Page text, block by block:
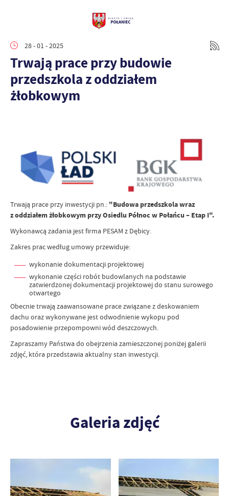
28 - 01 - 2025
Trwają prace przy budowie
przedszkola z oddziałem
żłobkowym
Trwają prace przy inwestycji pn.: "Budowa przedszkola wraz
z oddziałem żłobkowym przy Osiedlu Północ w Połańcu – Etap I".
Wykonawcą zadania jest firma PESAM z Dębicy.
Zakres prac według umowy przewiduje:
wykonanie dokumentacji projektowej
wykonanie części robót budowlanych na podstawie
zatwierdzonej dokumentacji projektowej do stanu surowego
otwartego
Obecnie trwają zaawansowane prace związane z deskowaniem
dachu oraz wykonywane jest odwodnienie wykopu pod
posadowienie przepompowni wód deszczowych.
Zapraszamy Państwa do obejrzenia zamieszczonej poniżej galerii
zdjęć, która przedstawia aktualny stan inwestycji.
Galeria zdjęć